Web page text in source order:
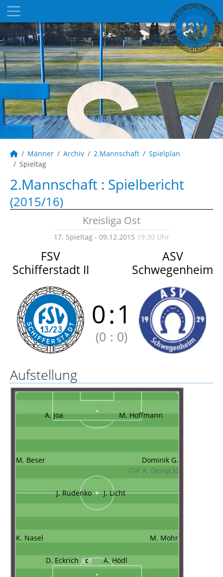
Männer Archiv 2.Mannschaft
Spielplan
Spieltag
2.Mannschaft : Spielbericht
(2015/16)
Kreisliga Ost
17. Spieltag - 09.12.2015 19:30 Uhr
FSV
Schifferstadt II
ASV
Schwegenheim
0:1
(0 : 0)
Aufstellung
A. Joa M. Hoffmann
M. Beser
Dominik G.
(74' A. Derryck)
J. Rudenko J. Licht
K. Nasel M. Mohr
D. Eckrich C A. Hödl